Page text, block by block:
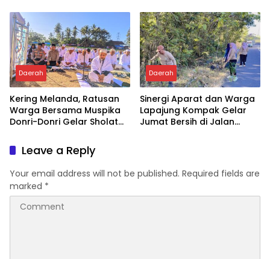
Daerah
Kering Melanda, Ratusan
Warga Bersama Muspika
Donri-Donri Gelar Sholat
Daerah
Sinergi Aparat dan Warga
Lapajung Kompak Gelar
Jumat Bersih di Jalan
Leave a Reply
Your email address will not be published. Required fields are
marked *